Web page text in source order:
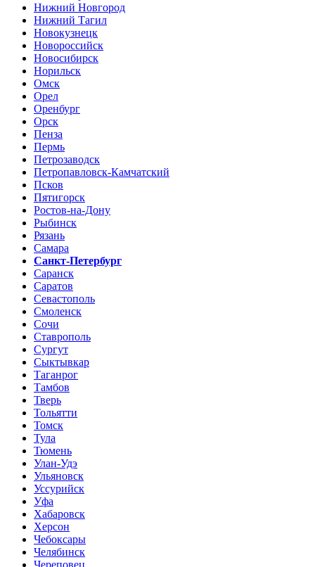
Нижний Новгород
Нижний Тагил
Новокузнецк
Новороссийск
Новосибирск
Норильск
Омск
Орел
Оренбург
Орск
Пенза
Пермь
Петрозаводск
Петропавловск-Камчатский
Псков
Пятигорск
Ростов-на-Дону
Рыбинск
Рязань
Самара
Санкт-Петербург
Саранск
Саратов
Севастополь
Смоленск
Сочи
Ставрополь
Сургут
Сыктывкар
Таганрог
Тамбов
Тверь
Тольятти
Томск
Тула
Тюмень
Улан-Удэ
Ульяновск
Уссурийск
Уфа
Хабаровск
Херсон
Чебоксары
Челябинск
Череповец